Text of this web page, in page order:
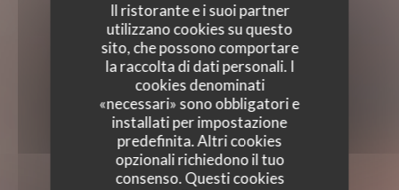
Il ristorante e i suoi partner
utilizzano cookies su questo
sito, che possono comportare
la raccolta di dati personali. I
cookies denominati
«necessari» sono obbligatori e
installati per impostazione
predefinita. Altri cookies
opzionali richiedono il tuo
consenso. Questi cookies